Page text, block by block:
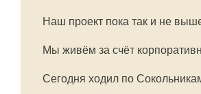
Наш проект пока так и не
Мы живём за счёт
Сегодня ходил по